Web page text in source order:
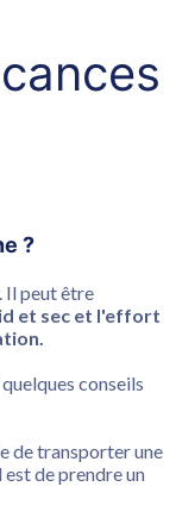
?
Il peut être
et sec et l'effort
conseils
de transporter une
de prendre un